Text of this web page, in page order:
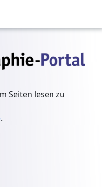
Seiten lesen zu
.